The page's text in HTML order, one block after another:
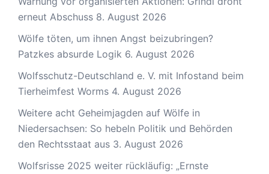
erneut Abschuss 8. August 2026
Wölfe töten, um ihnen Angst beizubringen?
Patzkes absurde Logik 6. August 2026
Wolfsschutz-Deutschland e. V. mit Infostand beim
Tierheimfest Worms 4. August 2026
Weitere acht Geheimjagden auf Wölfe in
Niedersachsen: So hebeln Politik und Behörden
den Rechtsstaat aus 3. August 2026
Wolfsrisse 2025 weiter rückläufig: „Ernste